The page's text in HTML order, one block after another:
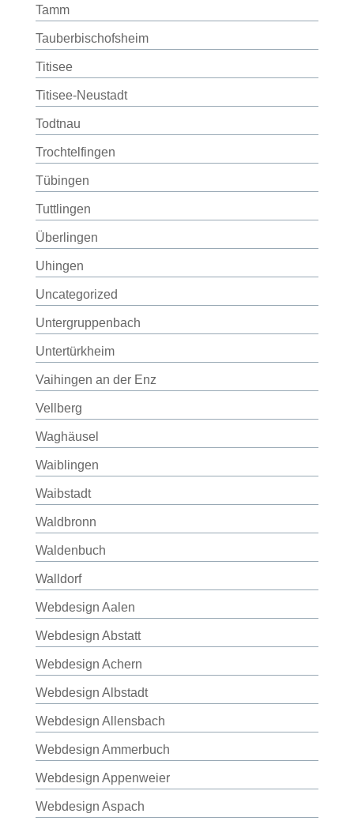
Tamm
Tauberbischofsheim
Titisee
Titisee-Neustadt
Todtnau
Trochtelfingen
Tübingen
Tuttlingen
Überlingen
Uhingen
Uncategorized
Untergruppenbach
Untertürkheim
Vaihingen an der Enz
Vellberg
Waghäusel
Waiblingen
Waibstadt
Waldbronn
Waldenbuch
Walldorf
Webdesign Aalen
Webdesign Abstatt
Webdesign Achern
Webdesign Albstadt
Webdesign Allensbach
Webdesign Ammerbuch
Webdesign Appenweier
Webdesign Aspach